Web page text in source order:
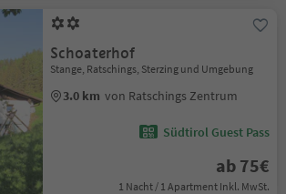
Schoaterhof
Stange, Ratschings, Sterzing und Umgebung
3.0 km von Ratschings Zentrum
Südtirol Guest Pass
ab 75€
1 Nacht / 1 Apartment Inkl. MwSt.